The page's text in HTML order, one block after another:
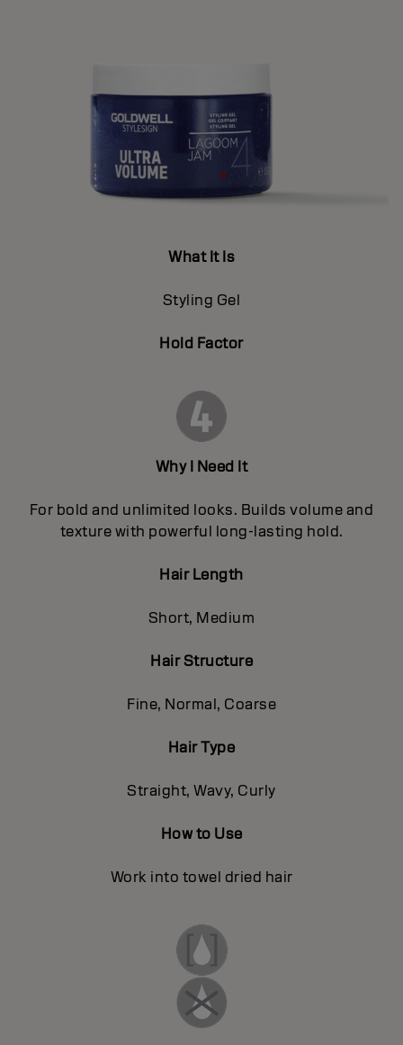
What It Is
Styling Gel
Hold Factor
Why I Need It
For bold and unlimited looks. Builds volume and
texture with powerful long-lasting hold.
Hair Length
Short, Medium
Hair Structure
Fine, Normal, Coarse
Hair Type
Straight, Wavy, Curly
How to Use
Work into towel dried hair